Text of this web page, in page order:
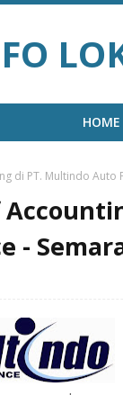
HOME
di PT. Multindo Auto
-